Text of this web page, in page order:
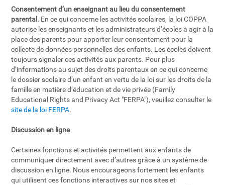
Consentement d’un enseignant au lieu du consentement
parental. En ce qui concerne les activités scolaires, la loi COPPA
autorise les enseignants et les administrateurs d’écoles à agir à la
place des parents pour apporter leur consentement pour la
collecte de données personnelles des enfants. Les écoles doivent
toujours signaler ces activités aux parents. Pour plus
d’informations au sujet des droits parentaux en ce qui concerne
le dossier scolaire d’un enfant en vertu de la loi sur les droits de la
famille en matière d’éducation et de vie privée (Family
Educational Rights and Privacy Act "FERPA"), veuillez consulter le
site de la loi FERPA.
Discussion en ligne
Certaines fonctions et activités permettent aux enfants de
communiquer directement avec d’autres grâce à un système de
discussion en ligne. Nous encourageons fortement les enfants
qui utilisent ces fonctions interactives sur nos sites et